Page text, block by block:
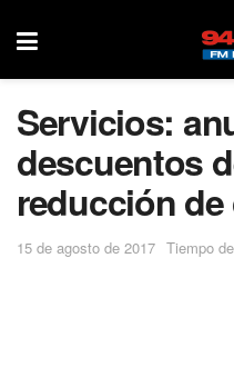
Servicios:
descuentos
reducción
15 de agosto de 2017 Tiempo